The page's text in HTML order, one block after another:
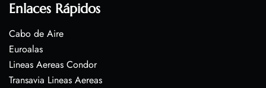
Enlaces Rápidos
Cabo de Aire
Euroalas
Lineas Aereas Condor
Transavia Lineas Aereas